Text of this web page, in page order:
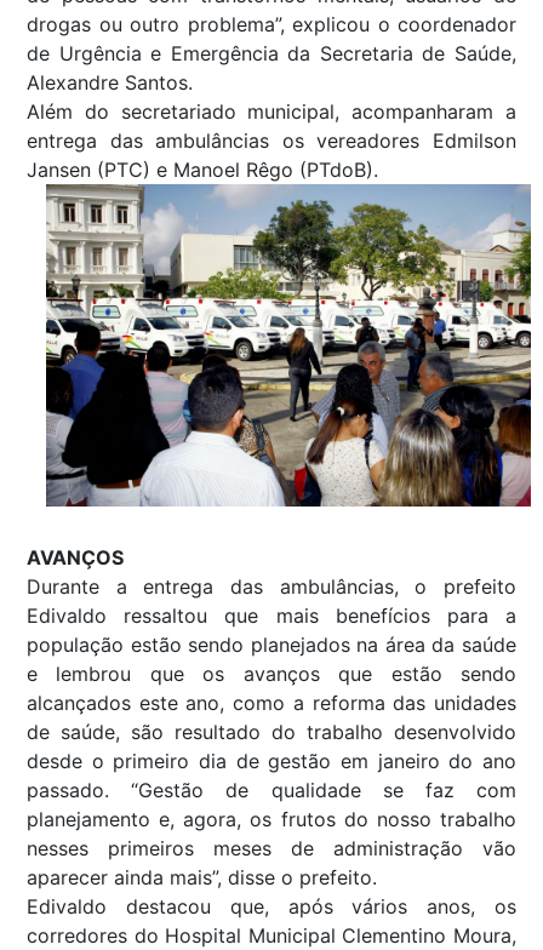
drogas ou outro problema”, explicou o coordenador
de Urgência e Emergência da Secretaria de Saúde,
Alexandre Santos.
Além do secretariado municipal, acompanharam a
entrega das ambulâncias os vereadores Edmilson
Jansen (PTC) e Manoel Rêgo (PTdoB).
AVANÇOS
Durante a entrega das ambulâncias, o prefeito
Edivaldo ressaltou que mais benefícios para a
população estão sendo planejados na área da saúde
e lembrou que os avanços que estão sendo
alcançados este ano, como a reforma das unidades
de saúde, são resultado do trabalho desenvolvido
desde o primeiro dia de gestão em janeiro do ano
passado. “Gestão de qualidade se faz com
planejamento e, agora, os frutos do nosso trabalho
nesses primeiros meses de administração vão
aparecer ainda mais”, disse o prefeito.
Edivaldo destacou que, após vários anos, os
corredores do Hospital Municipal Clementino Moura,